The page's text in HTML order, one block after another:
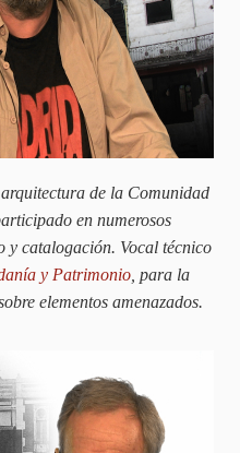
de la Comunidad
en numerosos
y catalogación. Vocal técnico
y Patrimonio , para la
elementos amenazados.